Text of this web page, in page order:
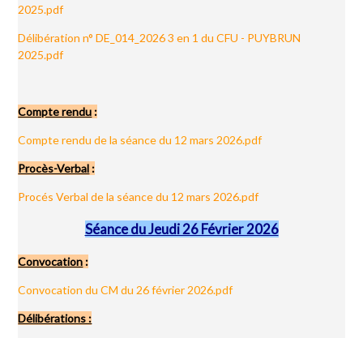
2025.pdf
Délibération n° DE_014_2026 3 en 1 du CFU - PUYBRUN
2025.pdf
Compte rendu :
Compte rendu de la séance du 12 mars 2026.pdf
Procès-Verbal :
Procés Verbal de la séance du 12 mars 2026.pdf
Séance du Jeudi 26 Février 2026
Convocation :
Convocation du CM du 26 février 2026.pdf
Délibérations :